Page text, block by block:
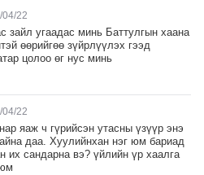
22
зайл угаадас минь Баттулгын хаана
өөрийгөө зүйрлүүлэх гээд
цолоо өг нус минь
22
яаж ч гүрийсэн утасны үзүүр энэ
даа. Хуулийнхан нэг юм бариад
их сандарна вэ? үйлийн үр хаалга